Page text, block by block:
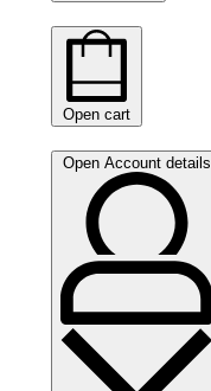
Open cart
Open Account details